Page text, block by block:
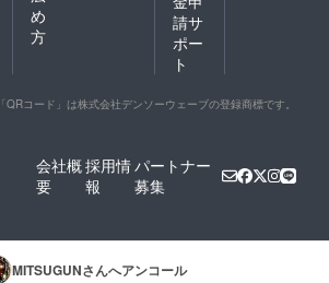
め
方
請サ
ポー
ト
「QRコード」は株式会社デンソーウェーブの登録商標です。
会社概
要
採用情
報
パートナー
募集
MITSUGUNさんへアンコール